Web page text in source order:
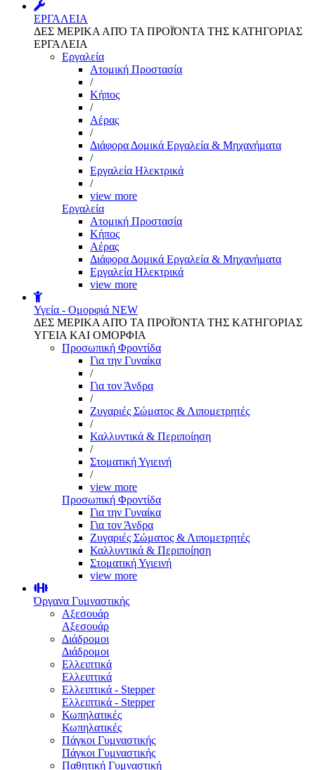
ΕΡΓΑΛΕΙΑ
ΔΕΣ ΜΕΡΙΚΑ ΑΠΌ ΤΑ ΠΡΟΪΌΝΤΑ ΤΗΣ ΚΑΤΗΓΟΡΙΑΣ
ΕΡΓΑΛΕΙΑ
Εργαλεία
Aτομική Προστασία
/
Kήπος
/
Αέρας
/
Διάφορα Δομικά Εργαλεία & Μηχανήματα
/
Εργαλεία Ηλεκτρικά
/
view more
Εργαλεία
Aτομική Προστασία
Kήπος
Αέρας
Διάφορα Δομικά Εργαλεία & Μηχανήματα
Εργαλεία Ηλεκτρικά
view more
Υγεία - Ομορφιά NEW
ΔΕΣ ΜΕΡΙΚΑ ΑΠΌ ΤΑ ΠΡΟΪΌΝΤΑ ΤΗΣ ΚΑΤΗΓΟΡΙΑΣ
ΥΓΕΙΑ ΚΑΙ ΟΜΟΡΦΙΑ
Προσωπική Φροντίδα
Για την Γυναίκα
/
Για τον Άνδρα
/
Ζυγαριές Σώματος & Λιπομετρητές
/
Καλλυντικά & Περιποίηση
/
Στοματική Υγιεινή
/
view more
Προσωπική Φροντίδα
Για την Γυναίκα
Για τον Άνδρα
Ζυγαριές Σώματος & Λιπομετρητές
Καλλυντικά & Περιποίηση
Στοματική Υγιεινή
view more
Όργανα Γυμναστικής
Αξεσουάρ
Αξεσουάρ
Διάδρομοι
Διάδρομοι
Ελλειπτικά
Ελλειπτικά
Ελλειπτικά - Stepper
Ελλειπτικά - Stepper
Κωπηλατικές
Κωπηλατικές
Πάγκοι Γυμναστικής
Πάγκοι Γυμναστικής
Παθητική Γυμναστική